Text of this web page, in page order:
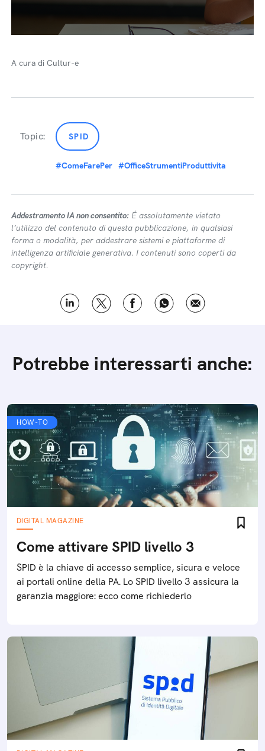
A cura di Cultur-e
Topic: SPID
#ComeFarePer #OfficeStrumentiProduttivita
Addestramento IA non consentito: É assolutamente vietato
l’utilizzo del contenuto di questa pubblicazione, in qualsiasi
forma o modalità, per addestrare sistemi e piattaforme di
intelligenza artificiale generativa. I contenuti sono coperti da
copyright.
Potrebbe interessarti anche:
HOW-TO
DIGITAL MAGAZINE
Come attivare SPID livello 3
SPID è la chiave di accesso semplice, sicura e veloce
ai portali online della PA. Lo SPID livello 3 assicura la
garanzia maggiore: ecco come richiederlo